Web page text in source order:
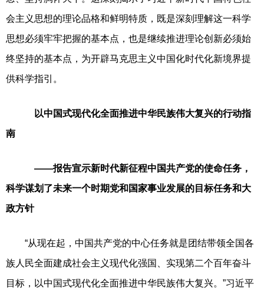
会主义思想的理论品格和鲜明特质，既是深刻理解这一科学
思想必须牢牢把握的基本点，也是继续推进理论创新必须始
终坚持的基本点，为开辟马克思主义中国化时代化新境界提
供科学指引。
以中国式现代化全面推进中华民族伟大复兴的行动指
南
——报告宣示新时代新征程中国共产党的使命任务，
科学谋划了未来一个时期党和国家事业发展的目标任务和大
政方针
“从现在起，中国共产党的中心任务就是团结带领全国各
族人民全面建成社会主义现代化强国、实现第二个百年奋斗
目标，以中国式现代化全面推进中华民族伟大复兴。”习近平